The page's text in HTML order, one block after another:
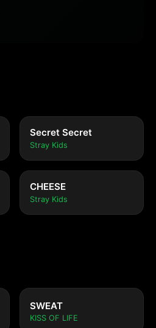
Secret Secret
Stray Kids
CHEESE
Stray Kids
SWEAT
KISS OF LIFE